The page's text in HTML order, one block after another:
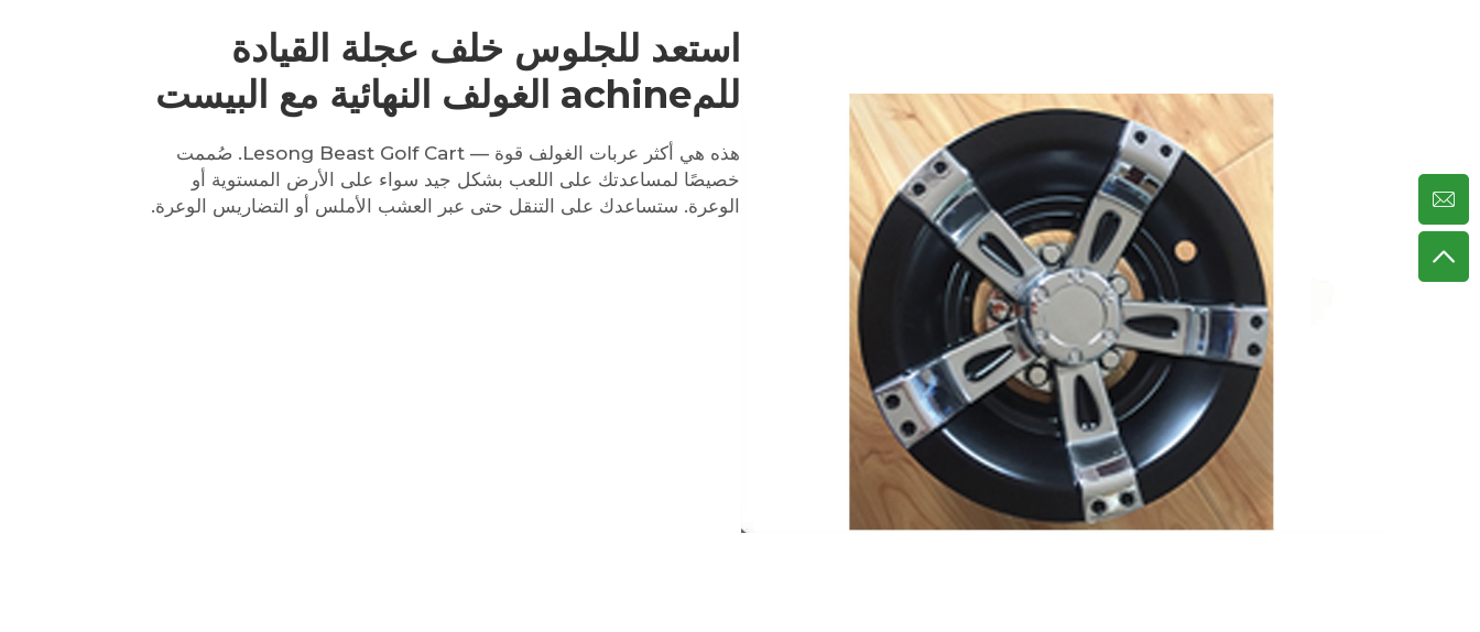
استعد للجلوس خلف عجلة القيادة
للمachine الغولف النهائية مع البيست
هذه هي أكثر عربات الغولف قوة — Lesong Beast Golf Cart. صُممت
خصيصًا لمساعدتك على اللعب بشكل جيد سواء على الأرض المستوية أو
الوعرة. ستساعدك على التنقل حتى عبر العشب الأملس أو التضاريس الوعرة.